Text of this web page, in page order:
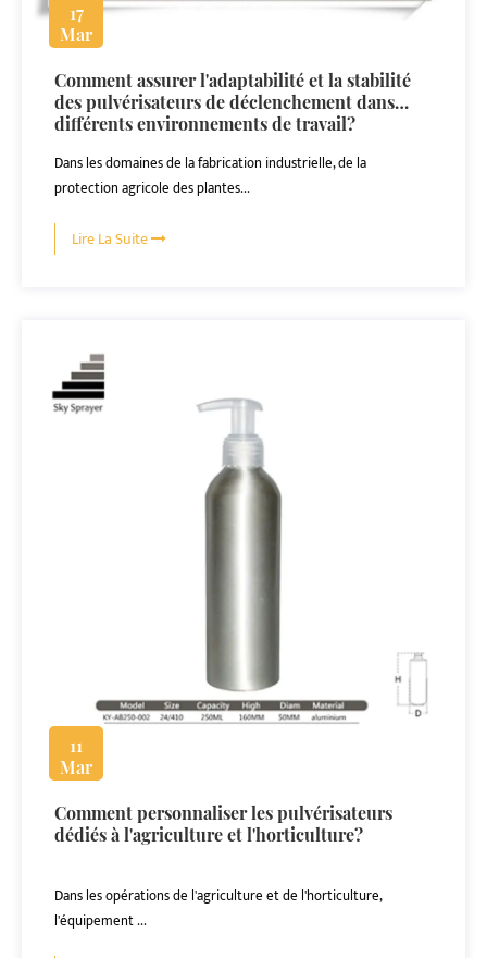
17
Mar
Comment assurer l'adaptabilité et la stabilité
des pulvérisateurs de déclenchement dans
différents environnements de travail?
Dans les domaines de la fabrication industrielle, de la
protection agricole des plantes...
Lire La Suite
11
Mar
Comment personnaliser les pulvérisateurs
dédiés à l'agriculture et l'horticulture?
Dans les opérations de l'agriculture et de l'horticulture,
l'équipement ...